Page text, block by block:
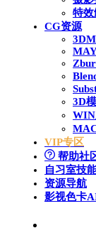
特效
CG资源
3D
VIP专区
帮助社
自习室技
资源导航
影视色卡